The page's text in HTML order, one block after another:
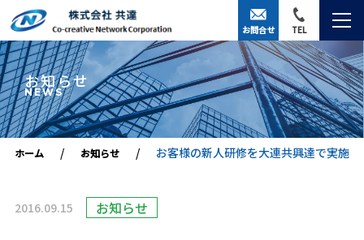
TEL
お問合せ
お知らせ
NEWS
ホーム お知らせ お客様の新人研修を大連共興達で実施
2016.09.15 お知らせ